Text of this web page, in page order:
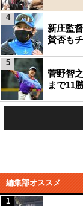
新庄監
賛否も
4
菅野智
まで11
5
編集部オススメ
1